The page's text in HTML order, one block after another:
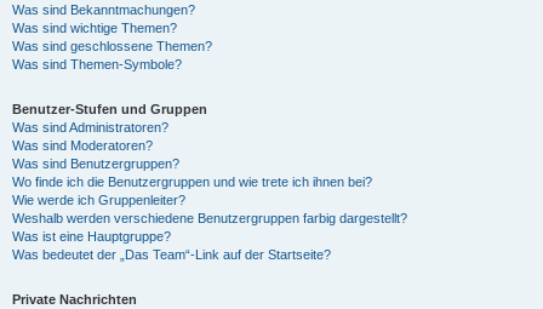
Was sind Bekanntmachungen?
Was sind wichtige Themen?
Was sind geschlossene Themen?
Was sind Themen-Symbole?
Benutzer-Stufen und Gruppen
Was sind Administratoren?
Was sind Moderatoren?
Was sind Benutzergruppen?
Wo finde ich die Benutzergruppen und wie trete ich ihnen bei?
Wie werde ich Gruppenleiter?
Weshalb werden verschiedene Benutzergruppen farbig dargestellt?
Was ist eine Hauptgruppe?
Was bedeutet der „Das Team“-Link auf der Startseite?
Private Nachrichten